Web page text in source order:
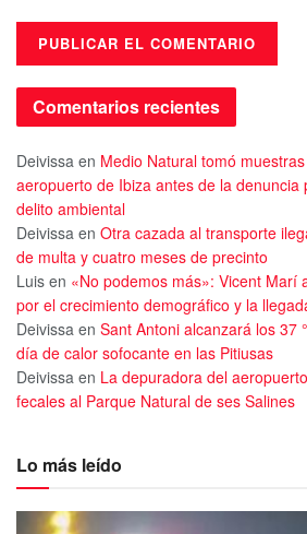
Comentarios recientes
Deivissa en Medio Natural tomó
aeropuerto de Ibiza antes de la denuncia
delito ambiental
Deivissa en Otra cazada al transporte
de multa y cuatro meses de precinto
Luis en «No podemos más»: Vicent Marí
por el crecimiento demográfico y la
Deivissa en Sant Antoni alcanzará los 37
día de calor sofocante en las Pitiusas
Deivissa en La depuradora del
fecales al Parque Natural de ses Salines
Lo más leído